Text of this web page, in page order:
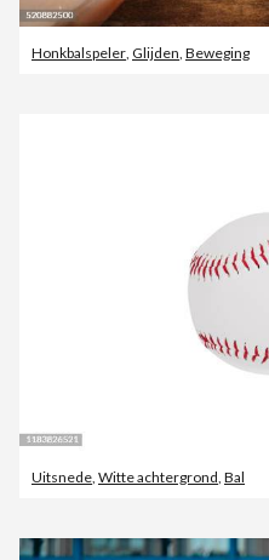
Honkbalspeler, Glijden, Beweging
Uitsnede Witte achtergrond Bal